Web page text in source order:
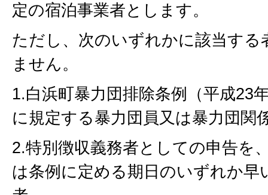
定の宿泊事業者とします。
ただし、次のいずれかに該当する
ません。
1.白浜町暴力団排除条例（平成23
に規定する暴力団員又は暴力団関
2.特別徴収義務者としての申告を
は条例に定める期日のいずれか早